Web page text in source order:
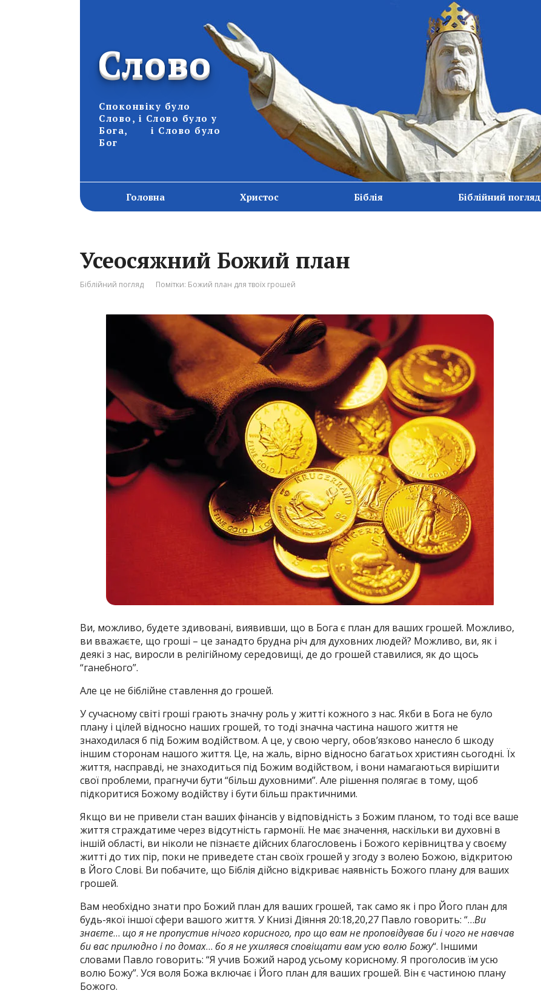
Слово
Споконвіку було
Слово, і Слово було у
Бога, і Слово було
Бог
Головна Христос Біблія Біблійний погляд
Усеосяжний Божий план
Біблійний погляд Помітки: Божий план для твоїх грошей
Ви, можливо, будете здивовані, виявивши, що в Бога є план для ваших грошей. Можливо,
ви вважаєте, що гроші – це занадто брудна річ для духовних людей? Можливо, ви, як і
деякі з нас, виросли в релігійному середовищі, де до грошей ставилися, як до щось
“ганебного”.
Але це не біблійне ставлення до грошей.
У сучасному світі гроші грають значну роль у житті кожного з нас. Якби в Бога не було
плану і цілей відносно наших грошей, то тоді значна частина нашого життя не
знаходилася б під Божим водійством. А це, у свою чергу, обов’язково нанесло б шкоду
іншим сторонам нашого життя. Це, на жаль, вірно відносно багатьох християн сьогодні. Їх
життя, насправді, не знаходиться під Божим водійством, і вони намагаються вирішити
свої проблеми, прагнучи бути “більш духовними”. Але рішення полягає в тому, щоб
підкоритися Божому водійству і бути більш практичними.
Якщо ви не привели стан ваших фінансів у відповідність з Божим планом, то тоді все ваше
життя страждатиме через відсутність гармонії. Не має значення, наскільки ви духовні в
іншій області, ви ніколи не пізнаєте дійсних благословень і Божого керівництва у своєму
житті до тих пір, поки не приведете стан своїх грошей у згоду з волею Божою, відкритою
в Його Слові. Ви побачите, що Біблія дійсно відкриває наявність Божого плану для ваших
грошей.
Вам необхідно знати про Божий план для ваших грошей, так само як і про Його план для
будь-якої іншої сфери вашого життя. У Книзі Діяння 20:18,20,27 Павло говорить: “…Ви
знаєте… що я не пропустив нічого корисного, про що вам не проповідував би і чого не навчав
би вас прилюдно і по домах… бо я не ухилявся сповіщати вам усю волю Божу“. Іншими
словами Павло говорить: “Я учив Божий народ усьому корисному. Я проголосив їм усю
волю Божу”. Уся воля Божа включає і Його план для ваших грошей. Він є частиною плану
Божого.